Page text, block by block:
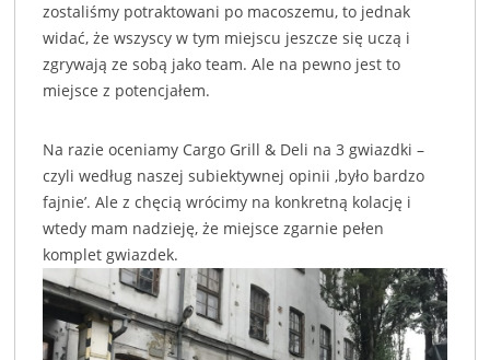
zostaliśmy potraktowani po macoszemu, to jednak
widać, że wszyscy w tym miejscu jeszcze się uczą i
zgrywają ze sobą jako team. Ale na pewno jest to
miejsce z potencjałem.
Na razie oceniamy Cargo Grill & Deli na 3 gwiazdki –
czyli według naszej subiektywnej opinii ‚było bardzo
fajnie’. Ale z chęcią wrócimy na konkretną kolację i
wtedy mam nadzieję, że miejsce zgarnie pełen
komplet gwiazdek.